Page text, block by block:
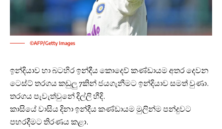
©AFP/Getty Images
ඉන්දියාව හා බටහිර ඉන්දීය කොදෙව් කණ්ඩායම අතර දෙවන
ටෙස්ට් තරගය කඩුලු 7කින් ජයගැනීමට ඉන්දියාව සමත් වුණා.
තරගය පැවැත්වුනේ දිල්ලි හීදි.
කාසියේ වාසිය දිනා ඉන්දීය කණ්ඩායම මුලින්ම පන්දුවට
පහරදීමට තිරණය කළා.